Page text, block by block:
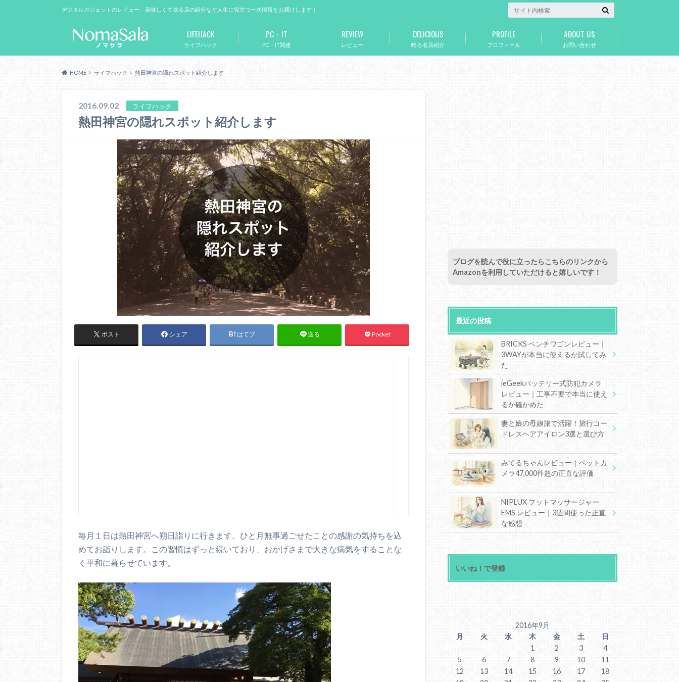
デジタルガジェットのレビュー、美味しくて唸る店の紹介など人生に役立つ一次情報をお届けします！
ライフハック
LIFEHACK
PC・IT関連
PC・IT
レビュー
REVIEW
唸る名店紹介
DELICIOUS
プロフィール
PROFILE
お問い合わせ
ABOUT US
HOME ライフハック 熱田神宮の隠れスポット紹介します
2016.09.02 ライフハック
熱田神宮の隠れスポット紹介します
ポスト シェア はてブ 送る Pocket
毎月１日は熱田神宮へ朔日詣りに行きます。ひと月無事過ごせたことの感謝の気持ちを込
めてお詣りします。この習慣はずっと続いており、おかげさまで大きな病気をすることな
く平和に暮らせています。
ブログを読んで役に立ったらこちらのリンクから
Amazonを利用していただけると嬉しいです！
最近の投稿
BRICKS ベンチワゴンレビュー｜
3WAYが本当に使えるか試してみ
た
ieGeekバッテリー式防犯カメラ
レビュー｜工事不要で本当に使え
るか確かめた
妻と娘の母娘旅で活躍！旅行コー
ドレスヘアアイロン3選と選び方
みてるちゃんレビュー｜ペットカ
メラ47,000件超の正直な評価
NIPLUX フットマッサージャー
EMS レビュー｜3週間使った正直
な感想
いいね！で登録
2016年9月
月
火 水 木 金 土
日
1
2 3
4
5
6 7 8 9 10
11
12
13 14 15 16 17
18